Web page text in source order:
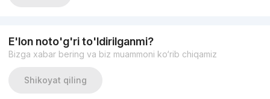
E'lon noto'g'ri to'ldirilganmi?
Bizga xabar bering va biz muammoni ko‘rib chiqamiz
Shikoyat qiling